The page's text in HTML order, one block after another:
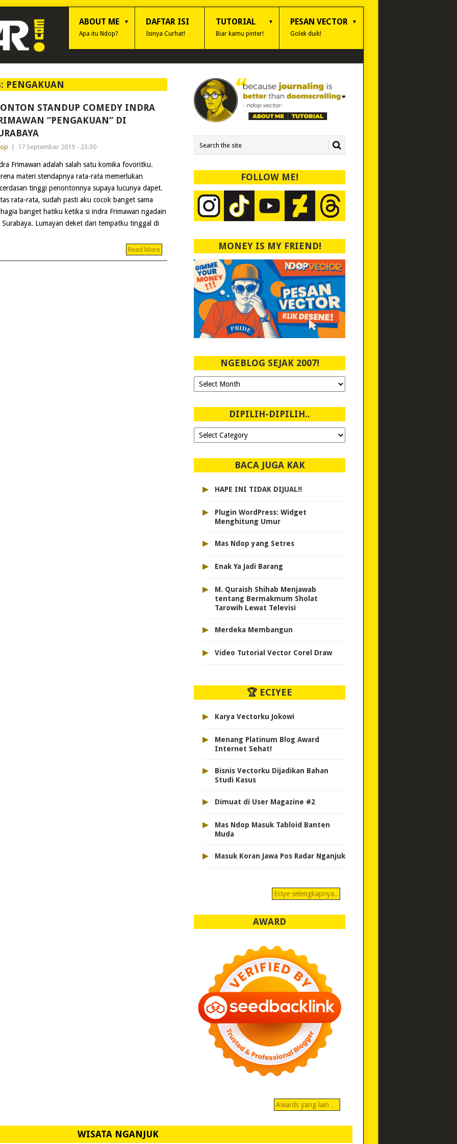
ABOUT ME
Apa itu Ndop?
DAFTAR ISI
Isinya Curhat!
TUTORIAL
Biar kamu pinter!
PESAN VECTOR
Golek duik!
PENGAKUAN
STANDUP COMEDY INDRA
“PENGAKUAN” DI
17 September 2019 - 23:30
Frimawan adalah salah satu komika fovoritku.
materi stendapnya rata-rata memerlukan
tinggi penontonnya supaya lucunya dapet.
rata-rata, sudah pasti aku cocok banget sama
banget hatiku ketika si indra Frimawan ngadain
Lumayan deket dari tempatku tinggal di
Read More
FOLLOW ME!
MONEY IS MY FRIEND!
NGEBLOG SEJAK 2007!
Ngeblog
Sejak
DIPILIH-DIPILIH..
Dipilih-
dipilih..
BACA JUGA KAK
▸ HAPE INI TIDAK DIJUAL!!
▸
Plugin WordPress: Widget
Menghitung Umur
▸ Mas Ndop yang Setres
▸ Enak Ya Jadi Barang
▸
M. Quraish Shihab Menjawab
tentang Bermakmum Sholat
Tarowih Lewat Televisi
▸ Merdeka Membangun
▸ Video Tutorial Vector Corel Draw
🏆 ECIYEE
▸ Karya Vectorku Jokowi
▸
Menang Platinum Blog Award
Internet Sehat!
▸
Bisnis Vectorku Dijadikan Bahan
Studi Kasus
▸ Dimuat di User Magazine #2
▸
Mas Ndop Masuk Tabloid Banten
Muda
▸ Masuk Koran Jawa Pos Radar Nganjuk
Eciye selengkapnya..
AWARD
Awards yang lain…
WISATA NGANJUK